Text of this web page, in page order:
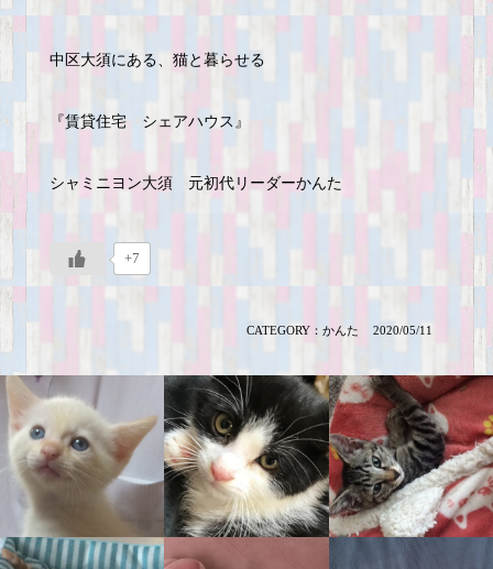
中区大須にある、猫と暮らせる
『賃貸住宅 シェアハウス』
シャミニヨン大須 元初代リーダーかんた
+7
CATEGORY：かんた 2020/05/11